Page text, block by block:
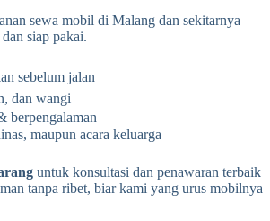
sewa mobil di Malang dan sekitarnya
siap pakai.
sebelum jalan
dan wangi
berpengalaman
maupun acara keluarga
untuk konsultasi dan penawaran terbaik
tanpa ribet, biar kami yang urus mobilnya